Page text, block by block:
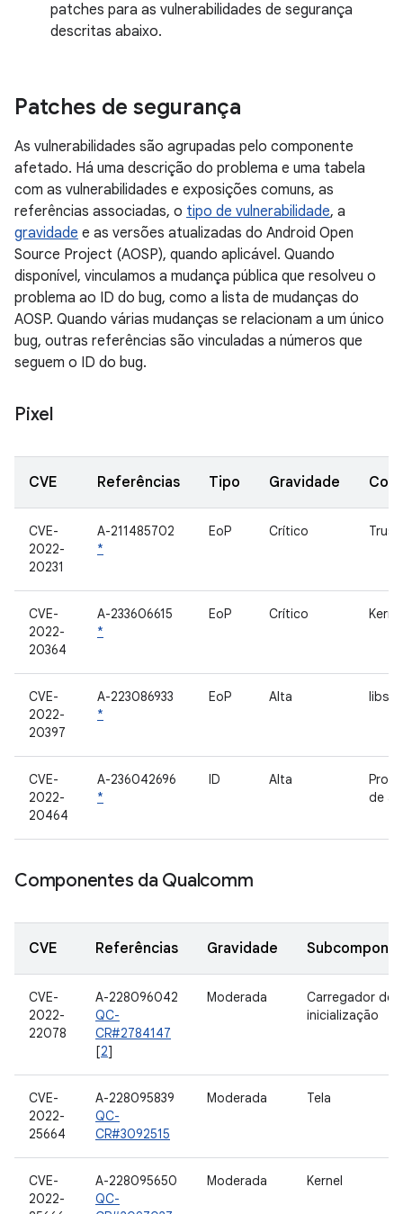
patches para as vulnerabilidades de segurança
descritas abaixo.
Patches de segurança
As vulnerabilidades são agrupadas pelo componente
afetado. Há uma descrição do problema e uma tabela
com as vulnerabilidades e exposições comuns, as
referências associadas, o tipo de vulnerabilidade, a
gravidade e as versões atualizadas do Android Open
Source Project (AOSP), quando aplicável. Quando
disponível, vinculamos a mudança pública que resolveu o
problema ao ID do bug, como a lista de mudanças do
AOSP. Quando várias mudanças se relacionam a um único
bug, outras referências são vinculadas a números que
seguem o ID do bug.
Pixel
CVE Referências Tipo Gravidade
CVE-
2022-
20231
A-211485702
*
EoP Crítico
CVE-
2022-
20364
A-233606615
*
EoP Crítico
CVE-
2022-
20397
A-223086933
*
EoP Alta
CVE-
2022-
20464
A-236042696
*
ID Alta
de
Componentes da Qualcomm
CVE Referências Gravidade
CVE-
2022-
22078
A-228096042
QC-
CR#2784147
[2]
Moderada
Carregador de
inicialização
CVE-
2022-
25664
A-228095839
QC-
CR#3092515
Moderada Tela
CVE-
2022-
A-228095650
QC-
Moderada Kernel